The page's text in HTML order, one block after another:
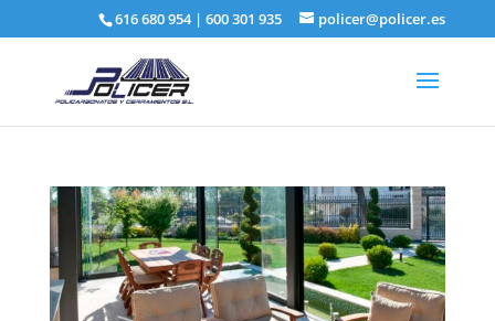
616 680 954|600 301 935 policer@policer.es